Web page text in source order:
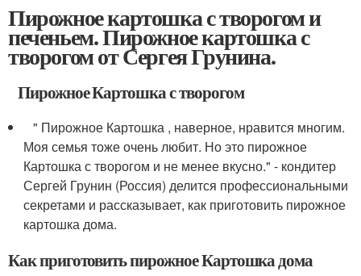
Пирожное картошка с творогом и
печеньем. Пирожное картошка с
творогом от Сергея Грунина.
Пирожное Картошка с творогом
" Пирожное Картошка , наверное, нравится многим.
Моя семья тоже очень любит. Но это пирожное
Картошка с творогом и не менее вкусно." - кондитер
Сергей Грунин (Россия) делится профессиональными
секретами и рассказывает, как приготовить пирожное
картошка дома.
Как приготовить пирожное Картошка дома